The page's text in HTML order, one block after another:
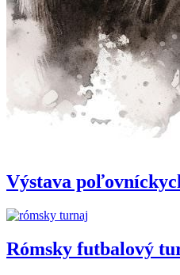
Výstava
Rómsky futbalový